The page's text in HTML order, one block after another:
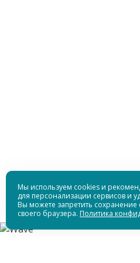
Мы используем cookies и
для персонализации сервисов и
Вы можете запретить сохранение
своего браузера. Политика